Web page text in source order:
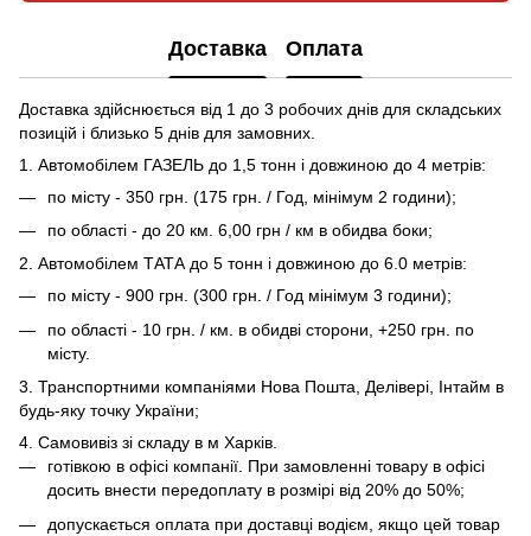
Доставка Оплата
Доставка здійснюється від 1 до 3 робочих днів для складських
позицій і близько 5 днів для замовних.
1. Автомобілем ГАЗЕЛЬ до 1,5 тонн і довжиною до 4 метрів:
по місту - 350 грн. (175 грн. / Год, мінімум 2 години);
по області - до 20 км. 6,00 грн / км в обидва боки;
2. Автомобілем ТАТА до 5 тонн і довжиною до 6.0 метрів:
по місту - 900 грн. (300 грн. / Год мінімум 3 години);
по області - 10 грн. / км. в обидві сторони, +250 грн. по
місту.
3. Транспортними компаніями Нова Пошта, Делівері, Інтайм в
будь-яку точку України;
4. Самовивіз зі складу в м Харків.
готівкою в офісі компанії. При замовленні товару в офісі
досить внести передоплату в розмірі від 20% до 50%;
допускається оплата при доставці водієм, якщо цей товар